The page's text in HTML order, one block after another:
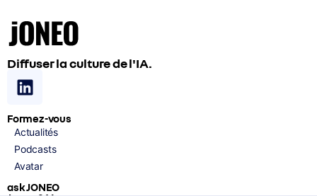
Diffuser la culture de l'IA.
Formez-vous
Actualités
Podcasts
Avatar
ask JONEO